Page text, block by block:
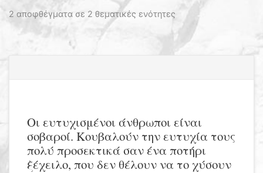
2 αποφθέγματα σε 2 θεματικές ενότητες
Οι ευτυχισμένοι άνθρωποι είναι
σοβαροί. Κουβαλούν την ευτυχία τους
πολύ προσεκτικά σαν ένα ποτήρι
ξέχειλο, που δεν θέλουν να το χύσουν